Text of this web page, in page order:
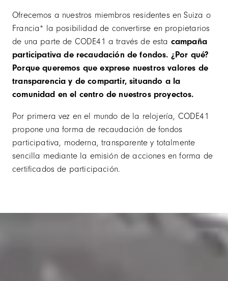
Ofrecemos a nuestros miembros residentes en Suiza o
Francia* la posibilidad de convertirse en propietarios
de una parte de CODE41 a través de esta campaña
participativa de recaudación de fondos. ¿Por qué?
Porque queremos que exprese nuestros valores de
transparencia y de compartir, situando a la
comunidad en el centro de nuestros proyectos.
Por primera vez en el mundo de la relojería, CODE41
propone una forma de recaudación de fondos
participativa, moderna, transparente y totalmente
sencilla mediante la emisión de acciones en forma de
certificados de participación.